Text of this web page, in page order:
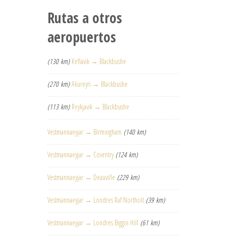
Rutas a otros
aeropuertos
(130 km) Keflavik → Blackbushe
(270 km) Akureyri → Blackbushe
(113 km) Reykjavik → Blackbushe
Vestmannaeyjar → Birmingham (140 km)
Vestmannaeyjar → Coventry (124 km)
Vestmannaeyjar → Deauville (229 km)
Vestmannaeyjar → Londres Raf Northolt (39 km)
Vestmannaeyjar → Londres Biggin Hill (61 km)